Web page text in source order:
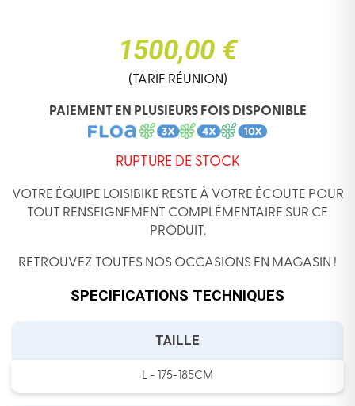
1500,00 €
(TARIF RÉUNION)
PAIEMENT EN PLUSIEURS FOIS DISPONIBLE
RUPTURE DE STOCK
VOTRE ÉQUIPE LOISIBIKE RESTE À VOTRE ÉCOUTE POUR
TOUT RENSEIGNEMENT COMPLÉMENTAIRE SUR CE
PRODUIT.
RETROUVEZ TOUTES NOS OCCASIONS EN MAGASIN !
SPECIFICATIONS TECHNIQUES
TAILLE
L - 175-185CM